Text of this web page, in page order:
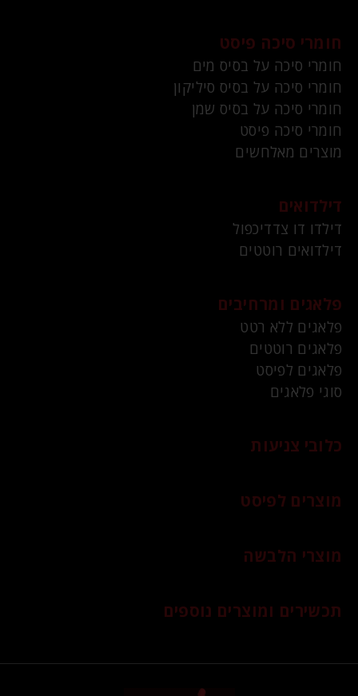
חומרי סיכה פיסט
חומרי סיכה על בסיס מים
חומרי סיכה על בסיס סיליקון
חומרי סיכה על בסיס שמן
חומרי סיכה פיסט
מוצרים מאלחשים
דילדואים
דילדו דו צדדיכפול
דילדואים רוטטים
פלאגים ומרחיבים
פלאגים ללא רטט
פלאגים רוטטים
פלאגים לפיסט
סוגי פלאגים
כלובי צניעות
מוצרים לפיסט
מוצרי הלבשה
תכשירים ומוצרים נוספים